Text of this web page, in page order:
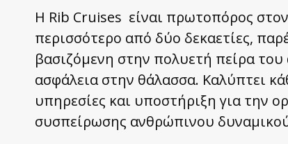
Η Rib Cruises είναι πρωτοπόρος
περισσότερο από δύο δεκαετίες,
βασιζόμενη στην πολυετή πείρα
ασφάλεια στην θάλασσα. Καλύπτει
υπηρεσίες και υποστήριξη για την
συσπείρωσης ανθρώπινου